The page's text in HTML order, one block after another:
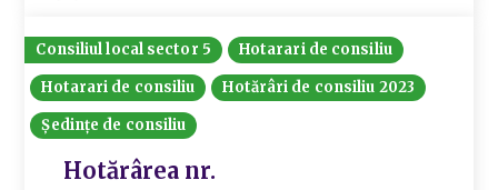
Consiliul local sector 5
Hotarari de consiliu
Hotarari de consiliu
Hotărâri de consiliu 2023
Ședințe de consiliu
Hotărârea nr.